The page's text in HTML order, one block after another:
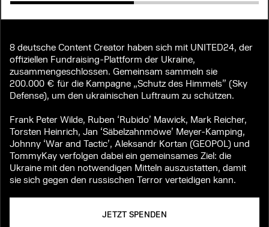
8 deutsche Content Creator haben sich mit UNITED24, der
offiziellen Fundraising-Plattform der Ukraine,
zusammengeschlossen. Gemeinsam sammeln sie
200.000 € für die Kampagne „Schutz des Himmels” (Sky
Defense), um den ukrainischen Luftraum zu schützen.
Frank Peter Wilde, Ruben ‘Rubido’ Mawick, Mark Reicher,
Torsten Heinrich, Jan ‘Säbelzahnmöwe’ Meyer-Kamping,
Johnny ‘War and Tactic’, Aleksandr Kortan (GEOPOL) und
TommyKay verfolgen dabei ein gemeinsames Ziel: die
Ukraine mit den notwendigen Mitteln auszustatten, damit
sie sich gegen den russischen Terror verteidigen kann.
JETZT SPENDEN